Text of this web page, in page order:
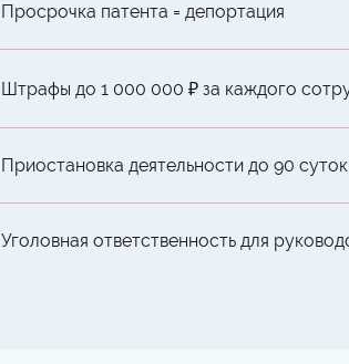
Просрочка патента = депортация
Штрафы до 1 000 000 ₽ за каждого
Приостановка деятельности до 90 суток
Уголовная ответственность для